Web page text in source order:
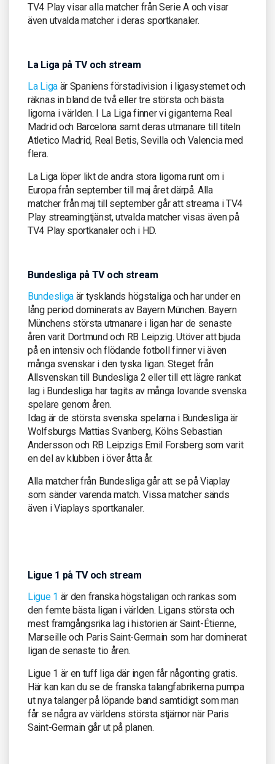
TV4 Play visar alla matcher från Serie A och visar
även utvalda matcher i deras sportkanaler.
La Liga på TV och stream
La Ligaär Spaniens förstadivision i ligasystemet och
räknas in bland de två eller tre största och bästa
ligorna i världen. I La Liga finner vi giganterna Real
Madrid och Barcelona samt deras utmanare till titeln
Atletico Madrid, Real Betis, Sevilla och Valencia med
flera.
La Liga löper likt de andra stora ligorna runt om i
Europa från september till maj året därpå. Alla
matcher från maj till september går att streama i TV4
Play streamingtjänst, utvalda matcher visas även på
TV4 Play sportkanaler och i HD.
Bundesliga på TV och stream
Bundesliga är tysklands högstaliga och har under en
lång period dominerats av Bayern München. Bayern
Münchens största utmanare i ligan har de senaste
åren varit Dortmund och RB Leipzig. Utöver att bjuda
på en intensiv och flödande fotboll finner vi även
många svenskar i den tyska ligan. Steget från
Allsvenskan till Bundesliga 2 eller till ett lägre rankat
lag i Bundesliga har tagits av många lovande svenska
spelare genom åren.
Idag är de största svenska spelarna i Bundesliga är
Wolfsburgs Mattias Svanberg, Kölns Sebastian
Andersson och RB Leipzigs Emil Forsberg som varit
en del av klubben i över åtta år.
Alla matcher från Bundesliga går att se på Viaplay
som sänder varenda match. Vissa matcher sänds
även i Viaplays sportkanaler.
Ligue 1 på TV och stream
Ligue 1 är den franska högstaligan och rankas som
den femte bästa ligan i världen. Ligans största och
mest framgångsrika lag i historien är Saint-Étienne,
Marseille och Paris Saint-Germain som har dominerat
ligan de senaste tio åren.
Ligue 1 är en tuff liga där ingen får någonting gratis.
Här kan kan du se de franska talangfabrikerna pumpa
ut nya talanger på löpande band samtidigt som man
får se några av världens största stjärnor när Paris
Saint-Germain går ut på planen.